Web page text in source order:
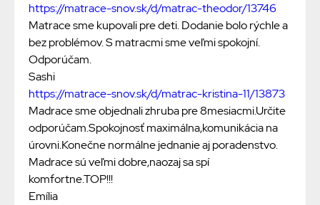
https://matrace-snov.sk/d/matrac-theodor/13746
Matrace sme kupovali pre deti. Dodanie bolo rýchle a
bez problémov. S matracmi sme veľmi spokojní.
Odporúčam.
Sashi
https://matrace-snov.sk/d/matrac-kristina-11/13873
Madrace sme objednali zhruba pre 8mesiacmi.Určite
odporúčam.Spokojnosť maximálna,komunikácia na
úrovni.Konečne normálne jednanie aj poradenstvo.
Madrace sú veľmi dobre,naozaj sa spí
komfortne.TOP!!!
Emília